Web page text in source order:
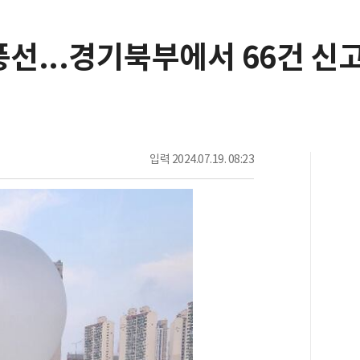
...경기북부에서 66건 신
입력 2024.07.19. 08:23